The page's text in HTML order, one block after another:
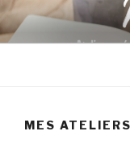
Aller
au
contenu
MES ATELIERS